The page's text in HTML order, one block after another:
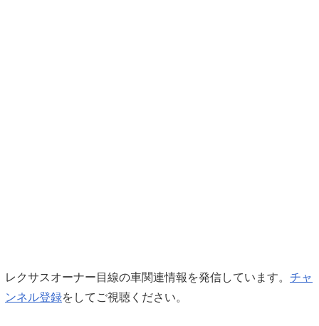
レクサスオーナー目線の車関連情報を発信しています。 チャ
ンネル登録をしてご視聴ください。